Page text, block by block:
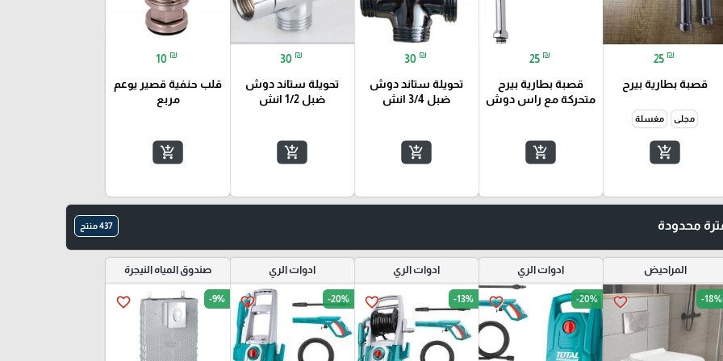
25 ₪
قصبة بطارية بيرح
مجلى مغسلة
add_shopping_cart
25 ₪
قصبة بطارية بيرح
متحركة مع راس دوش
add_shopping_cart
30 ₪
تحويلة ستاند دوش
ضبل 3/4 انش
add_shopping_cart
30 ₪
تحويلة ستاند دوش
ضبل 1/2 انش
add_shopping_cart
10 ₪
قلب حنفية قصير يوعم
مربع
add_shopping_cart
محدودة 437 منتج
المراحيض
favorite_border -18%
ادوات الري
favorite_border -20%
ادوات الري
favorite_border -13%
ادوات الري
favorite_border -20%
صندوق المياه النيجرة
favorite_border -9%